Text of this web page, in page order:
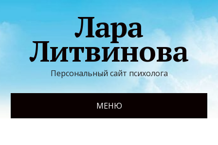
Лара
Литвинова
Персональный сайт психолога
МЕНЮ